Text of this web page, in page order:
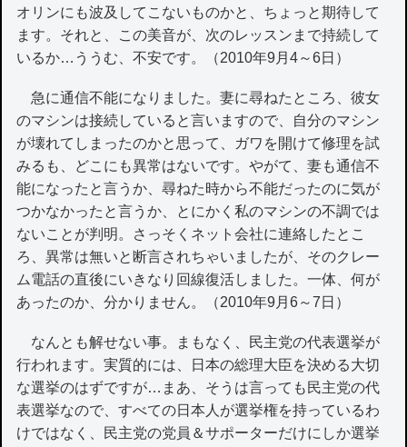
オリンにも波及してこないものかと、ちょっと期待して
ます。それと、この美音が、次のレッスンまで持続して
いるか…ううむ、不安です。（2010年9月4～6日）
急に通信不能になりました。妻に尋ねたところ、彼女
のマシンは接続していると言いますので、自分のマシン
が壊れてしまったのかと思って、ガワを開けて修理を試
みるも、どこにも異常はないです。やがて、妻も通信不
能になったと言うか、尋ねた時から不能だったのに気が
つかなかったと言うか、とにかく私のマシンの不調では
ないことが判明。さっそくネット会社に連絡したとこ
ろ、異常は無いと断言されちゃいましたが、そのクレー
ム電話の直後にいきなり回線復活しました。一体、何が
あったのか、分かりません。（2010年9月6～7日）
なんとも解せない事。まもなく、民主党の代表選挙が
行われます。実質的には、日本の総理大臣を決める大切
な選挙のはずですが…まあ、そうは言っても民主党の代
表選挙なので、すべての日本人が選挙権を持っているわ
けではなく、民主党の党員＆サポーターだけにしか選挙